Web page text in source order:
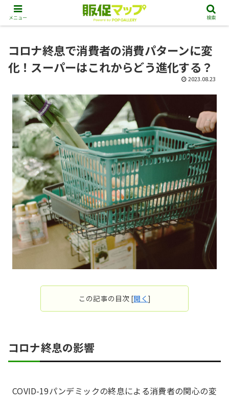
コロナ終息で消費者の消費パターンに変
化！スーパーはこれからどう進化する？
2023.08.23
この記事の目次 [開く ]
コロナ終息の影響
COVID-19パンデミックの終息による消費者の関心の変
メニュー 検索